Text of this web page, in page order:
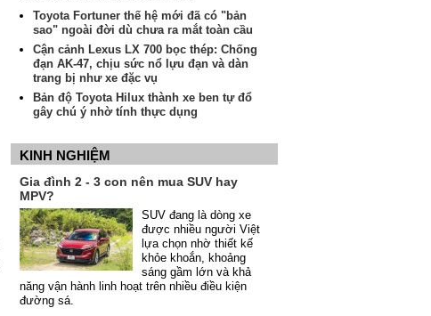
Toyota Fortuner thế hệ mới đã có "bản
sao" ngoài đời dù chưa ra mắt toàn cầu
Cận cảnh Lexus LX 700 bọc thép: Chống
đạn AK-47, chịu sức nổ lựu đạn và dàn
trang bị như xe đặc vụ
Bản độ Toyota Hilux thành xe ben tự đổ
gây chú ý nhờ tính thực dụng
KINH NGHIỆM
Gia đình 2 - 3 con nên mua SUV hay
MPV?
SUV đang là dòng xe
được nhiều người Việt
lựa chọn nhờ thiết kế
khỏe khoắn, khoảng
sáng gầm lớn và khả
năng vận hành linh hoạt trên nhiều điều kiện
đường sá.